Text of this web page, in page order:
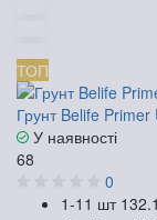
ТОП
Грунт Belife
У наявності
68
0
1-11 шт